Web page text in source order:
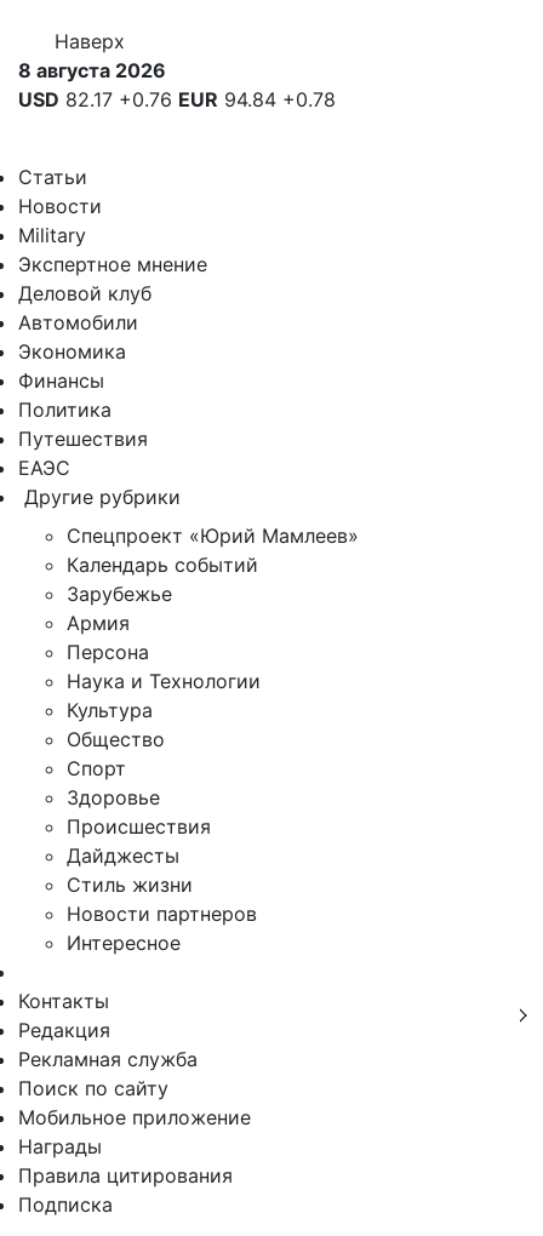
Наверх
8 августа 2026
USD 82.17 +0.76 EUR 94.84 +0.78
Статьи
Новости
Military
Экспертное мнение
Деловой клуб
Автомобили
Экономика
Финансы
Политика
Путешествия
ЕАЭС
Другие рубрики
Спецпроект «Юрий Мамлеев»
Календарь событий
Зарубежье
Армия
Персона
Наука и Технологии
Культура
Общество
Спорт
Здоровье
Происшествия
Дайджесты
Стиль жизни
Новости партнеров
Интересное
Контакты
Редакция
Рекламная служба
Поиск по сайту
Мобильное приложение
Награды
Правила цитирования
Подписка